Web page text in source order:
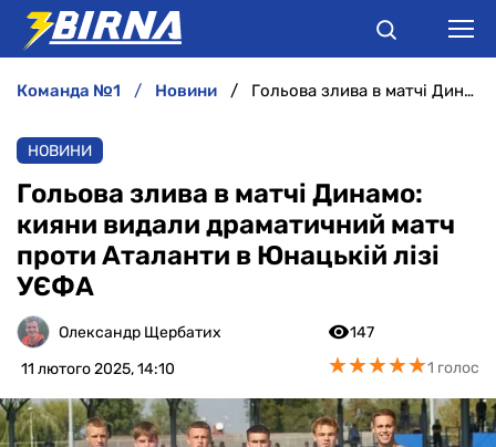
АНАЛІТИКА
ІНТЕРВ'Ю
РІЗНЕ
БУКМЕКЕРИ
команда №1 новини Гольова злива в матчі Динамо: кияни видали драматичний матч проти Аталанти в Юнацькій лізі УЄФА
НОВИНИ
Гольова злива в матчі Динамо:
кияни видали драматичний матч
проти Аталанти в Юнацькій лізі
УЄФА
Олександр Щербатих
11 лютого 2025, 14:10
147
★★★★★
★★★★★1 голос